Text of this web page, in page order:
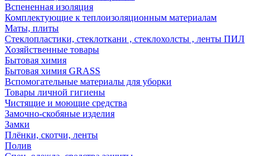
Вспененная изоляция
Комплектующие к теплоизоляционным материалам
Маты, плиты
Стеклопластики, стеклоткани , стеклохолсты , ленты ПИЛ
Хозяйственные товары
Бытовая химия
Бытовая химия GRASS
Вспомогательные материалы для уборки
Товары личной гигиены
Чистящие и моющие средства
Замочно-скобяные изделия
Замки
Плёнки, скотчи, ленты
Полив